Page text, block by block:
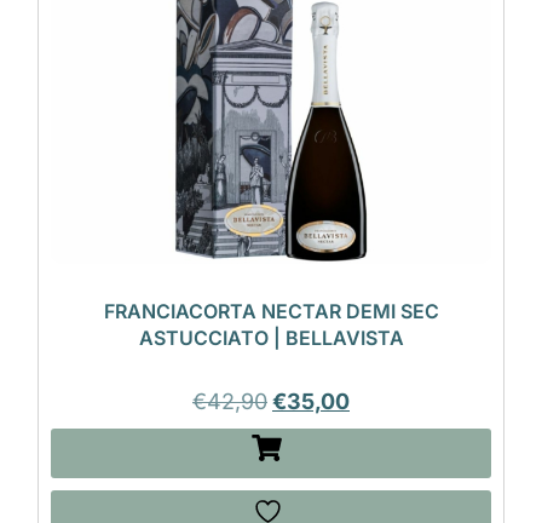
FRANCIACORTA NECTAR DEMI SEC
ASTUCCIATO | BELLAVISTA
€42,90€35,00